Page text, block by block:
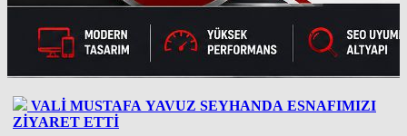
VALİ MUSTAFA YAVUZ SEYHANDA ESNAFIMIZI
ZİYARET ETTİ